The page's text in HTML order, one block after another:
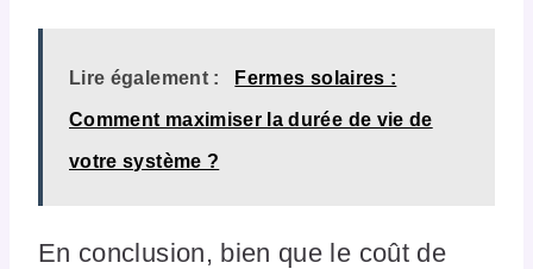
Lire également : Fermes solaires :
Comment maximiser la durée de vie de
votre système ?
En conclusion, bien que le coût de